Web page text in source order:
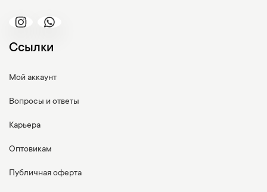
Ссылки
Мой аккаунт
Вопросы и ответы
Карьера
Оптовикам
Публичная оферта